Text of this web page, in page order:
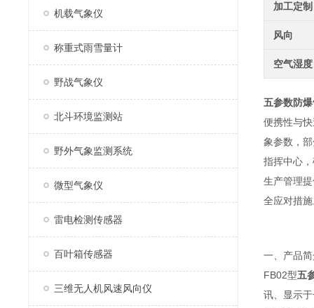
机载气象仪
称重式雨雪量计
野战气象仪
北斗环境监测站
野外气象监测系统
微型气象仪
雷电检测传感器
百叶箱传感器
三维无人机风速风向仪
加工定制
风向
空气湿度
五参数防
便携性与
象参数，
指挥中心
生产管理
全应对措
一、产品
FB02型五
讯、显示